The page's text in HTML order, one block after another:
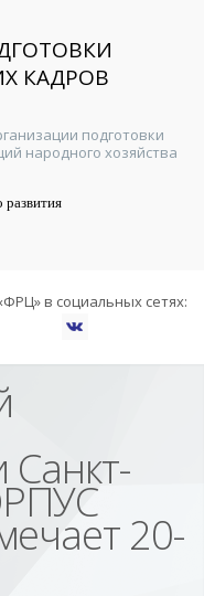
КАДРОВ
подготовки
народного хозяйства
развития
в социальных сетях:
20-